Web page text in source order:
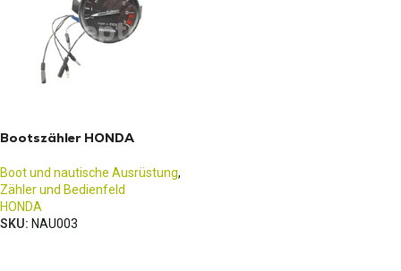
Bootszähler HONDA
Boot und nautische Ausrüstung,
Zähler und Bedienfeld
HONDA
SKU: NAU003